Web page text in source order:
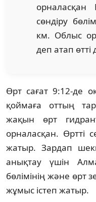
орналасқан
сөндіру
км. Облыс
деп атап
Өрт сағат 9:12-де
қоймаға оттың
жақын өрт
орналасқан. Өртті
жатыр. Зардап
анықтау үшін
бөлімінің және өрт
жұмыс істеп жатыр.